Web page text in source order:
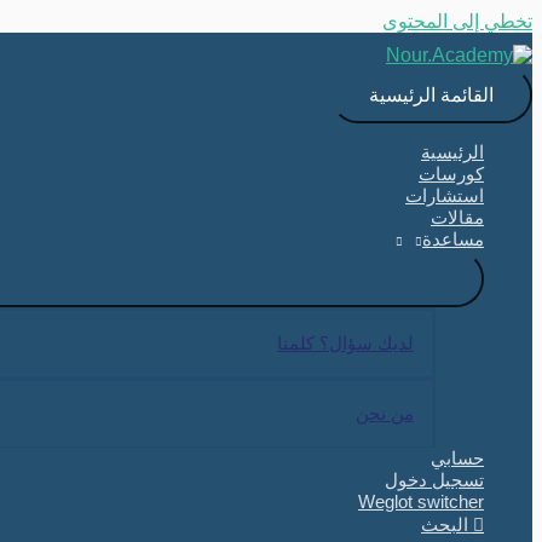
تخطي إلى المحتوى
القائمة الرئيسية
الرئيسية
كورسات
استشارات
مقالات
مساعدة
لديك سؤال؟ كلمنا
من نحن
حسابي
تسجيل دخول
Weglot switcher
البحث